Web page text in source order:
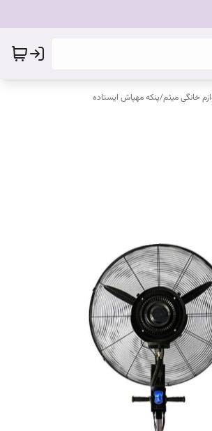
خانگی میثم/پنکه مهپاش ایستاده